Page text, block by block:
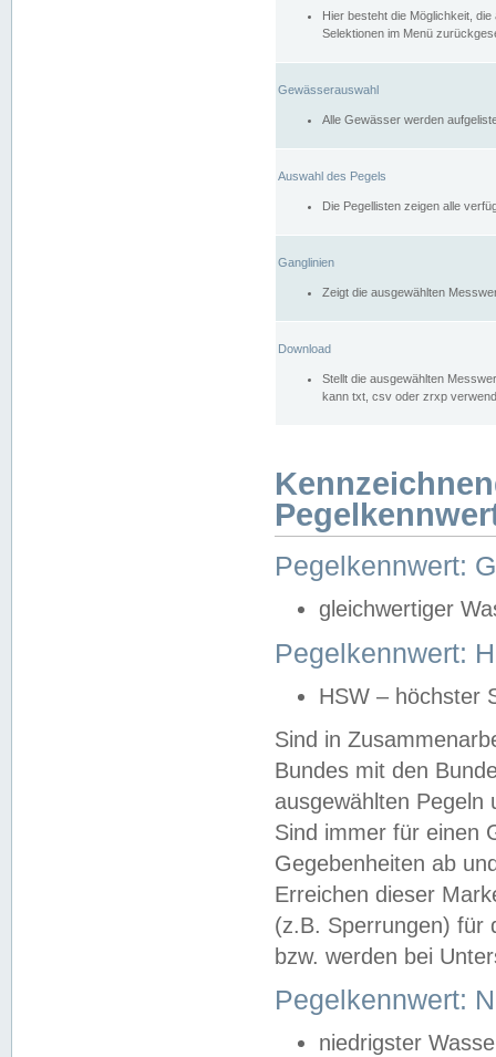
Hier besteht die Möglichkeit,
Selektionen im Menü
Gewässerauswahl
Alle Gewässer werden
Auswahl des Pegels
Die Pegellisten zeigen alle
Ganglinien
Zeigt die ausgewählten
Download
Stellt die ausgewählten
kann txt, csv oder zrxp
Pegelkennwert:
gleichwertiger
Pegelkennwert:
HSW – höchster
Sind in
Bundes mit den
ausgewählten
Sind immer für einen
Gegebenheiten ab
Erreichen dieser
(z.B. Sperrungen) für
bzw. werden bei
Pegelkennwert:
niedrigster